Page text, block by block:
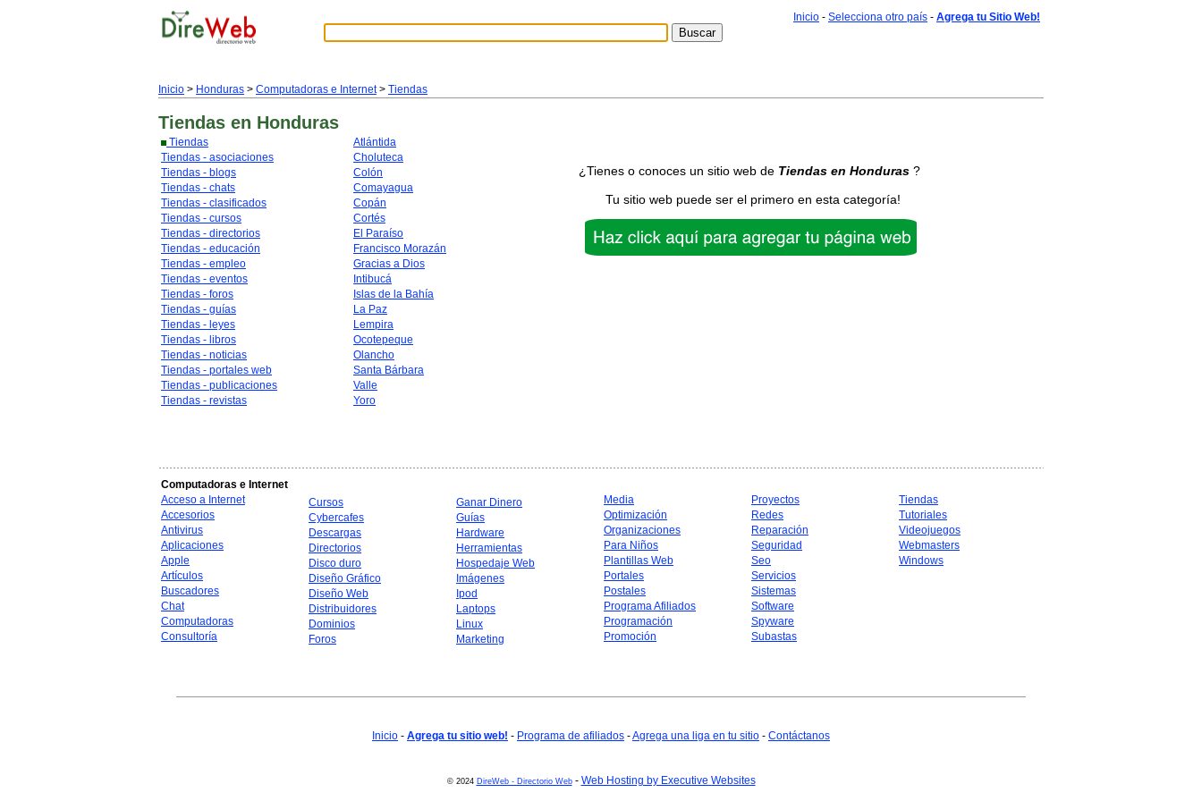
Inicio - Selecciona otro país - Agrega tu Sitio Web!
Inicio > Honduras > Computadoras e Internet> Tiendas
Tiendas en Honduras
Tiendas
Tiendas - asociaciones
Tiendas - blogs
Tiendas - chats
Tiendas - clasificados
Tiendas - cursos
Tiendas - directorios
Tiendas - educación
Tiendas - empleo
Tiendas - eventos
Tiendas - foros
Tiendas - guías
Tiendas - leyes
Tiendas - libros
Tiendas - noticias
Tiendas - portales web
Tiendas - publicaciones
Tiendas - revistas
Atlántida
Choluteca
Colón
Comayagua
Copán
Cortés
El Paraíso
Francisco Morazán
Gracias a Dios
Intibucá
Islas de la Bahía
La Paz
Lempira
Ocotepeque
Olancho
Santa Bárbara
Valle
Yoro
¿Tienes o conoces un sitio web de Tiendas en Honduras?
Tu sitio web puede ser el primero en esta categoría!
Computadoras e Internet
Acceso a Internet
Accesorios
Antivirus
Aplicaciones
Apple
Artículos
Buscadores
Chat
Computadoras
Consultoría
Cursos
Cybercafes
Descargas
Directorios
Disco duro
Diseño Gráfico
Diseño Web
Distribuidores
Dominios
Foros
Ganar Dinero
Guías
Hardware
Herramientas
Hospedaje Web
Imágenes
Ipod
Laptops
Linux
Marketing
Media
Optimización
Organizaciones
Para Niños
Plantillas Web
Portales
Postales
Programa Afiliados
Programación
Promoción
Proyectos
Redes
Reparación
Seguridad
Seo
Servicios
Sistemas
Software
Spyware
Subastas
Tiendas
Tutoriales
Videojuegos
Webmasters
Windows
Inicio - Agrega tu sitio web! - Programa de afiliados -Agrega una liga en tu sitio - Contáctanos
© 2024 DireWeb - Directorio Web- Web Hosting by Executive Websites